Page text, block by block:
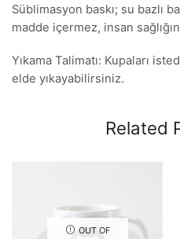
Süblimasyon baskı; su bazlı
madde içermez, insan
Yıkama Talimatı: Kupaları
elde yıkayabilirsiniz.
Related
OUT OF